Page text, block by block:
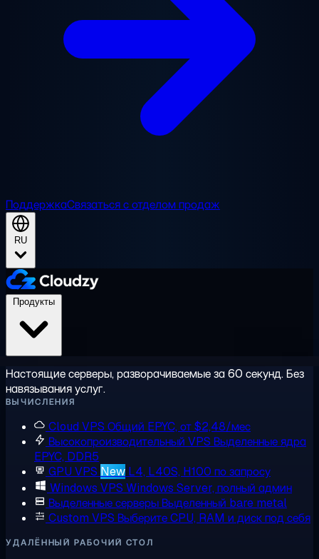
ПоддержкаСвязаться с отделом продаж
RU
Настоящие серверы, разворачиваемые за 60 секунд. Без
навязывания услуг.
ВЫЧИСЛЕНИЯ
Cloud VPS Общий EPYC, от $2,48/мес
Высокопроизводительный VPS Выделенные ядра
EPYC, DDR5
GPU VPS New L4, L40S, H100 по запросу
Windows VPS Windows Server, полный админ
Выделенные серверыВыделенный bare metal
Custom VPS Выберите CPU, RAM и диск под себя
УДАЛЁННЫЙ РАБОЧИЙ СТОЛ